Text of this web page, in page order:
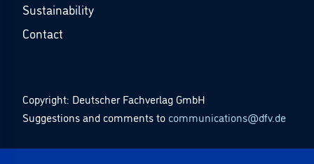
Sustainability
Contact
Copyright: Deutscher Fachverlag GmbH
Suggestions and comments to communications@dfv.de